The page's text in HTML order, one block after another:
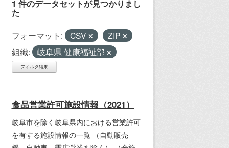
1 件のデータセットが見つかりまし
た
フォーマット: CSV
ZIP
組織:
岐阜県 健康福祉部
フィルタ結果
食品営業許可施設情報（2021）
岐阜市を除く岐阜県内における営業許可
を有する施設情報の一覧 （自動販売